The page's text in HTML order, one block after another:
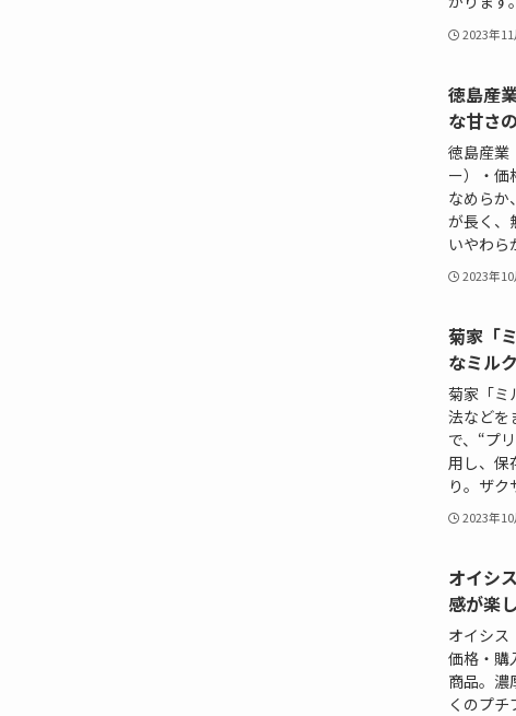
2023年
徳島産
な甘さ
徳島産業
ー）・価
なめらか
が長く、
いやわら
2023年
菊家「
なミル
菊家「ミ
法などを
で、“プ
用し、保
り。ザク
2023年
オイシ
感が楽
オイシス
価格・購
商品。濃
くのプチ